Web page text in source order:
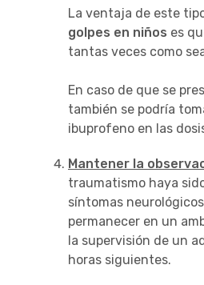
La ventaja de este
golpes en niños es
tantas veces como
En caso de que se
también se podría
ibuprofeno en las
Mantener la
traumatismo haya
síntomas
permanecer en un
la supervisión de un
horas siguientes.